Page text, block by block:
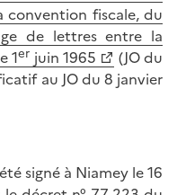
fiscale, du
de lettres entre la
1er juin 1965
(JO du
au JO du 8 janvier
signé à Niamey le 16